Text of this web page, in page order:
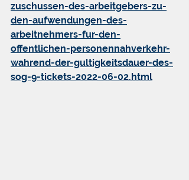
zuschussen-des-arbeitgebers-zu-
den-aufwendungen-des-
arbeitnehmers-fur-den-
offentlichen-personennahverkehr-
wahrend-der-gultigkeitsdauer-des-
sog-9-tickets-2022-06-02.html